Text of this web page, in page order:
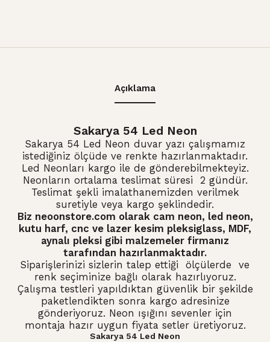
Açıklama
Sakarya 54 Led Neon
Sakarya 54 Led Neon duvar yazı çalışmamız
istediğiniz ölçüde ve renkte hazırlanmaktadır.
Led Neonları kargo ile de gönderebilmekteyiz.
Neonların ortalama teslimat süresi 2 gündür.
Teslimat şekli imalathanemizden verilmek
suretiyle veya kargo şeklindedir.
Biz neoonstore.com olarak cam neon, led neon,
kutu harf, cnc ve lazer kesim pleksiglass, MDF,
aynalı pleksi gibi malzemeler firmanız
tarafından hazırlanmaktadır.
Siparişlerinizi sizlerin talep ettiği ölçülerde ve
renk seçiminize bağlı olarak hazırlıyoruz.
Çalışma testleri yapıldıktan güvenlik bir şekilde
paketlendikten sonra kargo adresinize
gönderiyoruz. Neon ışığını sevenler için
montaja hazır uygun fiyata setler üretiyoruz.
Sakarya 54 Led Neon